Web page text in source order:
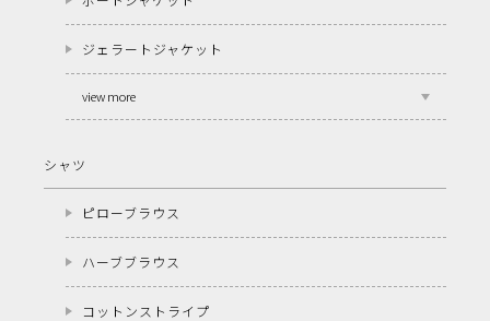
ジェラートジャケット
view more
シャツ
ピローブラウス
ハーブブラウス
コットンストライプ